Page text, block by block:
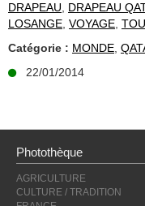
DRAPEAU, DRAPEAU
LOSANGE, VOYAGE,
Catégorie : MONDE,
22/01/2014
Photothèque
AGRICULTURE
CULTURE / TRADITION